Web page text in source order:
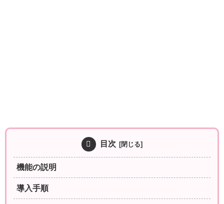
目次
機能の説明
導入手順